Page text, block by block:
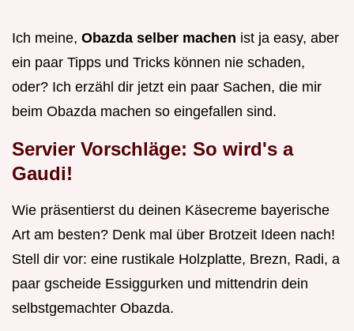
Ich meine, Obazda selber machen ist ja easy, aber
ein paar Tipps und Tricks können nie schaden,
oder? Ich erzähl dir jetzt ein paar Sachen, die mir
beim Obazda machen so eingefallen sind.
Servier Vorschläge: So wird's a
Gaudi!
Wie präsentierst du deinen Käsecreme bayerische
Art am besten? Denk mal über Brotzeit Ideen nach!
Stell dir vor: eine rustikale Holzplatte, Brezn, Radi, a
paar gscheide Essiggurken und mittendrin dein
selbstgemachter Obazda.